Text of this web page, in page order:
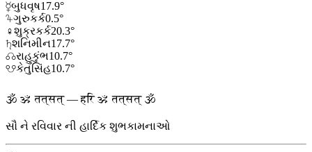
☿બુધવૃષ17.9°
♃ગુરુકર્ક0.5°
♀શુક્રકર્ક20.3°
♄શનિમીન17.7°
☊રાહુકુંભ10.7°
☋કેતુસિંહ10.7°
🕉 ॐ तत्सत् — हरि ॐ तत्सत् 🕉
સૌ ને રવિવાર ની હાર્દિક શુભકામનાઓ